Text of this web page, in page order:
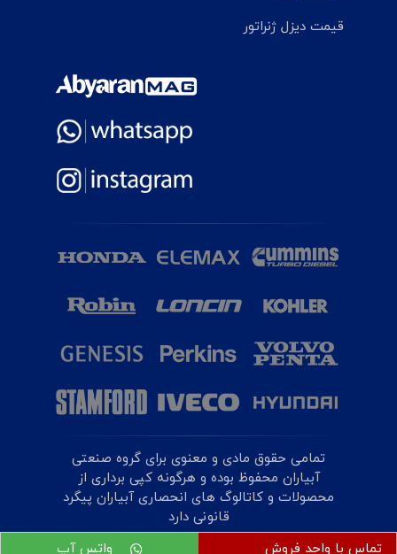
قیمت دیزل ژنراتور
تمامی حقوق مادی و معنوی برای گروه صنعتی
آبیاران محفوظ بوده و هرگونه کپی برداری از
محصولات و کاتالوگ های انحصاری آبیاران پیگرد
قانونی دارد
تماس با واحد فروش
واتس آپ